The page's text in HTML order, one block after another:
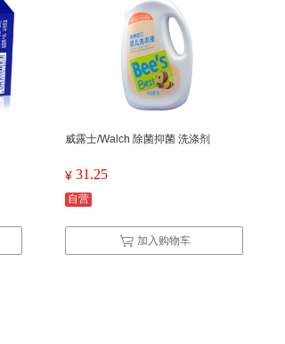
威露士/Walch 除菌抑菌 洗涤剂
¥ 31.25
自营
加入购物车